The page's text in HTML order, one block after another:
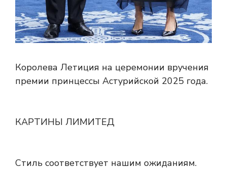
Королева Летиция на церемонии вручения
премии принцессы Астурийской 2025 года.
КАРТИНЫ ЛИМИТЕД
Стиль соответствует нашим ожиданиям.